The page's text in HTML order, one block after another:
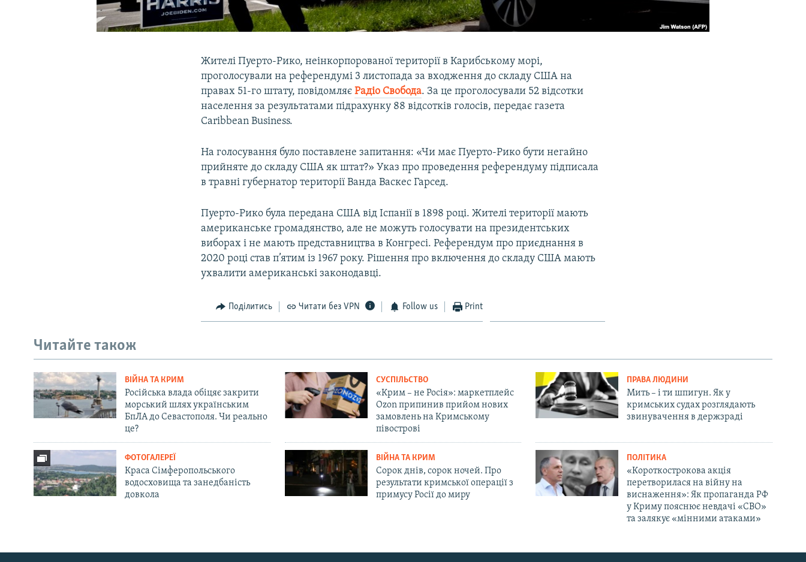
Русский
Жителі Пуерто-Рико, неінкорпорованої території в Карибському морі,
проголосували на референдумі 3 листопада за входження до складу США на
правах 51-го штату, повідомляєРадіо Свобода. За це проголосували 52 відсотки
населення за результатами підрахунку 88 відсотків голосів, передає газета
Caribbean Business.
На голосування було поставлене запитання: «Чи має Пуерто-Рико бути негайно
прийняте до складу США як штат?» Указ про проведення референдуму підписала
в травні губернатор території Ванда Васкес Гарсед.
Пуерто-Рико була передана США від Іспанії в 1898 році. Жителі території мають
американське громадянство, але не можуть голосувати на президентських
виборах і не мають представництва в Конгресі. Референдум про приєднання в
2020 році став п’ятим із 1967 року. Рішення про включення до складу США мають
ухвалити американські законодавці.
Поділитись Читати без VPN Follow us Print
Читайте також
ВІЙНА ТА КРИМ
Російська влада обіцяє закрити
морський шлях українським
БпЛА до Севастополя. Чи реально
це?
СУСПІЛЬСТВО
«Крим – не Росія»: маркетплейс
Ozon припинив прийом нових
замовлень на Кримському
півострові
ПРАВА ЛЮДИНИ
Мить – і ти шпигун. Як у
кримських судах розглядають
звинувачення в держзраді
ФОТОГАЛЕРЕЇ
Краса Сімферопольського
водосховища та занедбаність
довкола
ВІЙНА ТА КРИМ
Сорок днів, сорок ночей. Про
результати кримської операції з
примусу Росії до миру
ПОЛІТИКА
«Короткострокова акція
перетворилася на війну на
виснаження»: Як пропаганда РФ
у Криму пояснює невдачі «СВО»
та залякує «мінними атаками»